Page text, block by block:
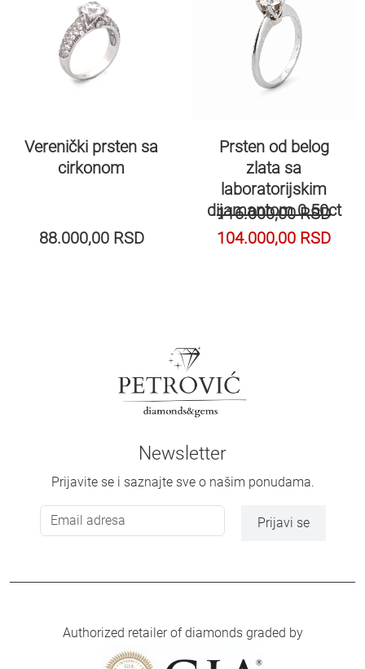
Verenički prsten sa
cirkonom
88.000,00 RSD
Prsten od belog
zlata sa
laboratorijskim
dijamantom 0.50ct
116.000,00RSD
104.000,00 RSD
Newsletter
Prijavite se i saznajte sve o našim ponudama.
Prijavi se
Authorized retailer of diamonds graded by